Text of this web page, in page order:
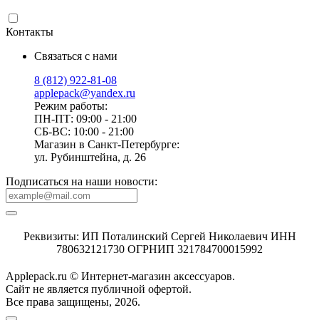
Контакты
Связаться с нами
8 (812) 922-81-08
applepack@yandex.ru
Режим работы:
ПН-ПТ: 09:00 - 21:00
СБ-ВС: 10:00 - 21:00
Магазин в Санкт-Петербурге:
ул. Рубинштейна, д. 26
Подписаться на наши новости:
Реквизиты: ИП Поталинский Сергей Николаевич ИНН
780632121730 ОГРНИП 321784700015992
Applepack.ru © Интернет-магазин аксессуаров.
Cайт не является публичной офертой.
Все права защищены, 2026.